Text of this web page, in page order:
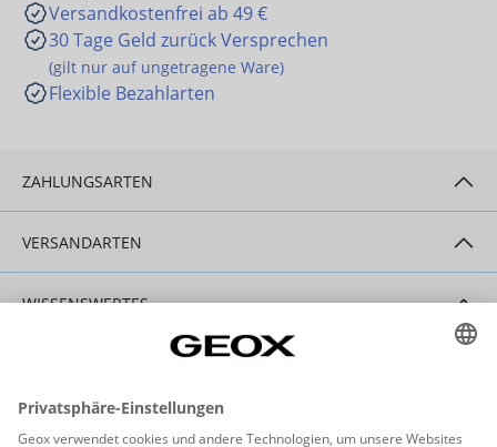
Versandkostenfrei ab 49 €
30 Tage Geld zurück Versprechen
(gilt nur auf ungetragene Ware)
Flexible Bezahlarten
ZAHLUNGSARTEN
VERSANDARTEN
WISSENSWERTES